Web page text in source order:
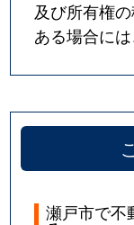
及び所有権
ある場合に
瀬戸市で不